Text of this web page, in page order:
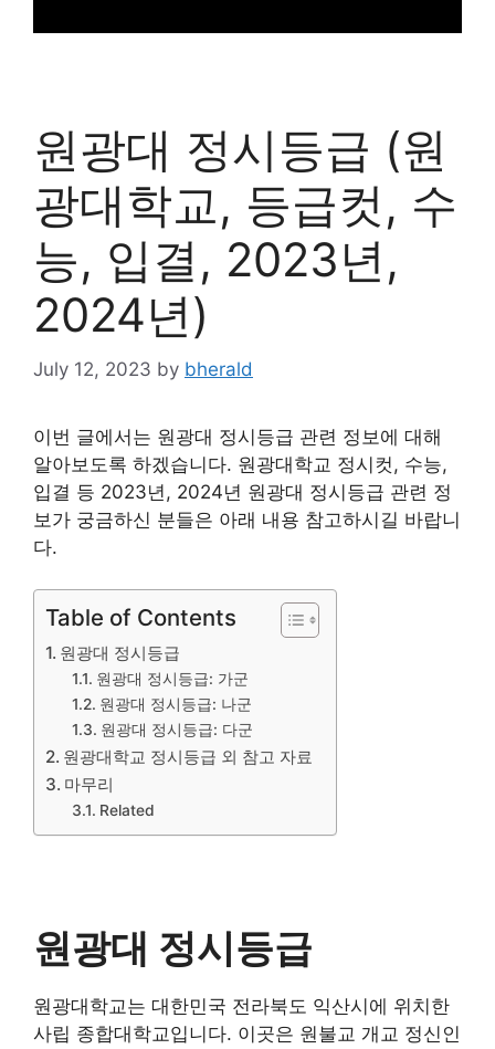
원광대 정시등급 (원
광대학교, 등급컷, 수
능, 입결, 2023년,
2024년)
July 12, 2023 by bherald
이번 글에서는 원광대 정시등급 관련 정보에 대해
알아보도록 하겠습니다. 원광대학교 정시컷, 수능,
입결 등 2023년, 2024년 원광대 정시등급 관련 정
보가 궁금하신 분들은 아래 내용 참고하시길 바랍니
다.
Table of Contents
원광대 정시등급
원광대 정시등급: 가군
원광대 정시등급: 나군
원광대 정시등급: 다군
원광대학교 정시등급 외 참고 자료
마무리
Related
원광대 정시등급
원광대학교는 대한민국 전라북도 익산시에 위치한
사립 종합대학교입니다. 이곳은 원불교 개교 정신인